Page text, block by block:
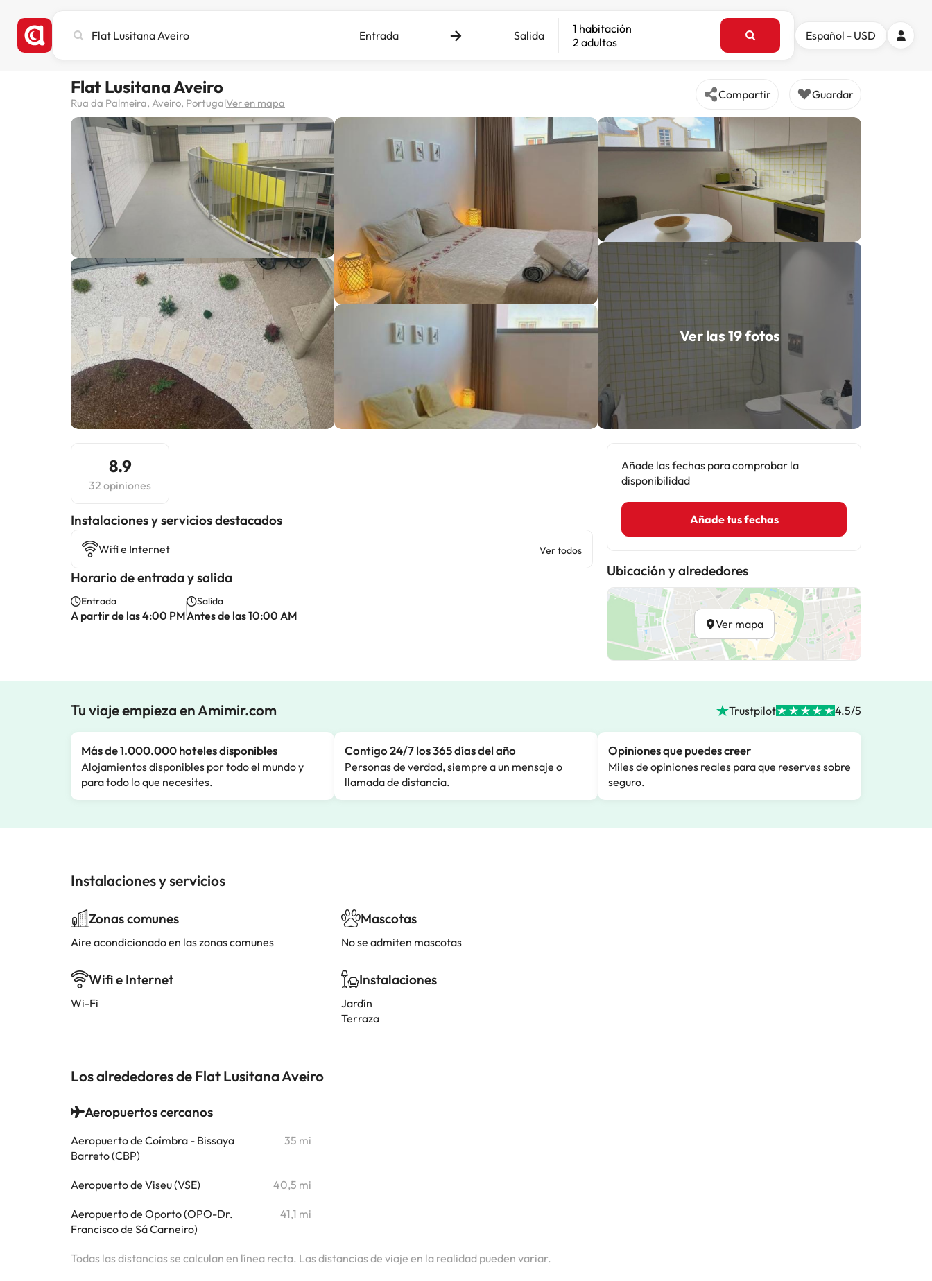
ciudad,
destino
Entrada Salida
1 habitación
2 adultos
Español - USD
Flat Lusitana Aveiro
Rua da Palmeira, Aveiro, PortugalVer en mapa
Compartir Guardar
Ver las 19 fotos
8.9
32 opiniones
Instalaciones y servicios destacados
Wifi e Internet Ver todos
Horario de entrada y salida
Entrada
A partir de las 4:00 PM
Salida
Antes de las 10:00 AM
Añade las fechas para comprobar la
disponibilidad
Añade tus fechas
Ubicación y alrededores
Ver mapa
Tu viaje empieza en Amimir.com Trustpilot 4.5/5
Más de 1.000.000 hoteles disponibles
Alojamientos disponibles por todo el mundo y
para todo lo que necesites.
Contigo 24/7 los 365 días del año
Personas de verdad, siempre a un mensaje o
llamada de distancia.
Opiniones que puedes creer
Miles de opiniones reales para que reserves sobre
seguro.
Instalaciones y servicios
Zonas comunes
Aire acondicionado en las zonas comunes
Wifi e Internet
Wi-Fi
Mascotas
No se admiten mascotas
Instalaciones
Jardín
Terraza
Los alrededores de Flat Lusitana Aveiro
Aeropuertos cercanos
Aeropuerto de Coímbra - Bissaya
Barreto (CBP)
35 mi
Aeropuerto de Viseu (VSE) 40,5 mi
Aeropuerto de Oporto (OPO-Dr.
Francisco de Sá Carneiro)
41,1 mi
Todas las distancias se calculan en línea recta. Las distancias de viaje en la realidad pueden variar.